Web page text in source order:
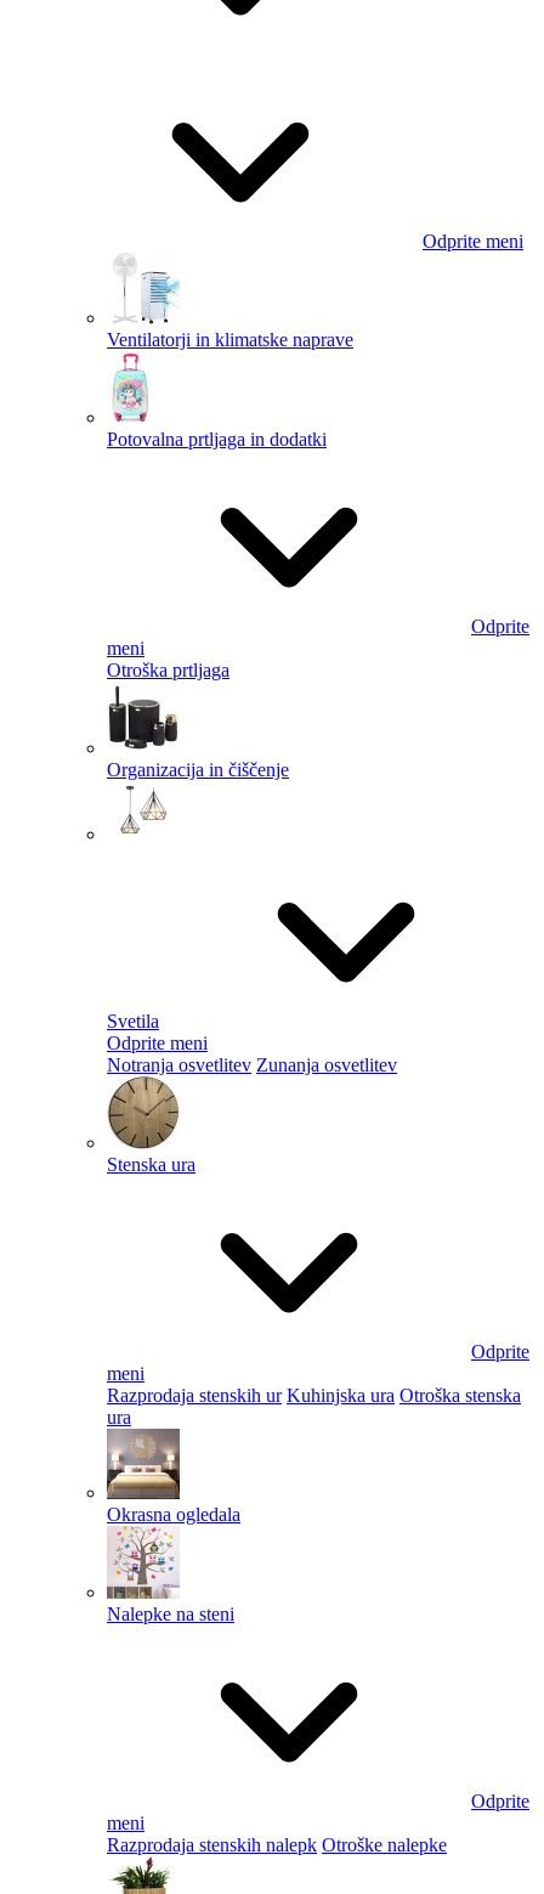
Odprite meni
Ventilatorji in klimatske naprave
Potovalna prtljaga in dodatki
Odprite
meni
Otroška prtljaga
Organizacija in čiščenje
Svetila
Odprite meni
Notranja osvetlitev Zunanja osvetlitev
Stenska ura
Odprite
meni
Razprodaja stenskih ur Kuhinjska ura Otroška stenska
ura
Okrasna ogledala
Nalepke na steni
Odprite
meni
Razprodaja stenskih nalepk Otroške nalepke